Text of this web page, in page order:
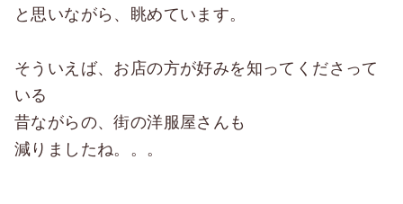
と思いながら、眺めています。
そういえば、お店の方が好みを知ってくださって
いる
昔ながらの、街の洋服屋さんも
減りましたね。。。